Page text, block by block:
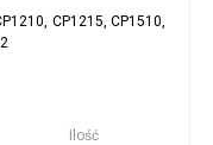
CP1215, CP1510,
Ilość